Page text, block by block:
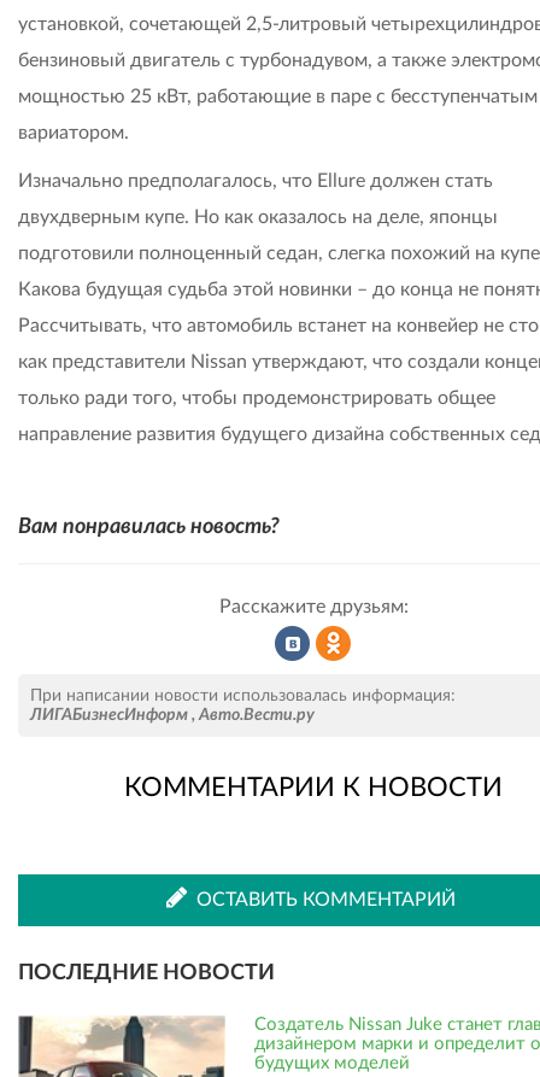
установкой, сочетающей 2,5-литровый
бензиновый двигатель с турбонадувом, а также
мощностью 25 кВт, работающие в паре с бесступенчатым
вариатором.
Изначально предполагалось, что Ellure должен стать
двухдверным купе. Но как оказалось на деле, японцы
подготовили полноценный седан, слегка похожий на
Какова будущая судьба этой новинки – до конца не
Рассчитывать, что автомобиль встанет на конвейер не
как представители Nissan утверждают, что создали
только ради того, чтобы продемонстрировать общее
направление развития будущего дизайна собственных
Вам понравилась новость?
Расскажите друзьям:
во
ВКонтакте
Одноклассниках
При написании новости использовалась информация:
ЛИГАБизнесИнформ ,Авто.Вести.ру
КОММЕНТАРИИ К НОВОСТИ
ОСТАВИТЬ КОММЕНТАРИЙ
ПОСЛЕДНИЕ НОВОСТИ
Создатель Nissan Juke станет
дизайнером марки и определит
будущих моделей